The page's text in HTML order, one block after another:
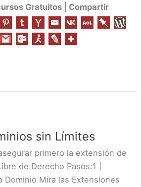
Gratuitos | Compartir
sin Límites
primero la extensión de
de Derecho Pasos:1 |
Dominio Mira las Extensiones